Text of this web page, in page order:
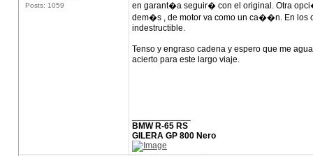
Posts: 1059
en garant�a seguir� con el original. Otra
dem�s , de motor va como un ca��n. En los
indestructible.
Tenso y engraso cadena y espero que me
acierto para este largo viaje.
BMW R-65 RS
GILERA GP 800 Nero